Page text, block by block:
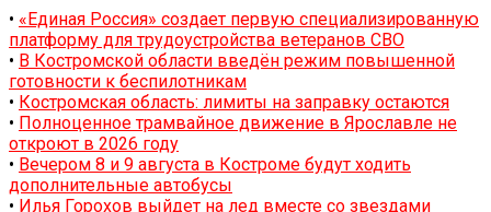
• «Единая Россия» создает первую специализированную
платформу для трудоустройства ветеранов СВО
• В Костромской области введён режим повышенной
готовности к беспилотникам
• Костромская область: лимиты на заправку остаются
• Полноценное трамвайное движение в Ярославле не
откроют в 2026 году
• Вечером 8 и 9 августа в Костроме будут ходить
дополнительные автобусы
• Илья Горохов выйдет на лед вместе со звездами